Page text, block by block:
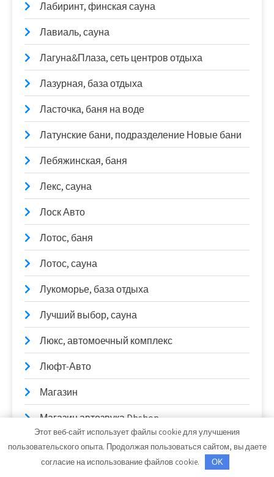
Лабиринт, финская сауна
Лавиаль, сауна
Лагуна&Плаза, сеть центров отдыха
Лазурная, база отдыха
Ласточка, баня на воде
Латунские бани, подразделение Новые бани
Лебяжинская, баня
Лекс, сауна
Лоск Авто
Лотос, баня
Лотос, сауна
Лукоморье, база отдыха
Лучший выбор, сауна
Люкс, автомоечный комплекс
Люфт-Авто
Магазин
Магазин автозвука Dbshop
Магазин Постоянных Распродаж
Этот веб-сайт использует файлы cookie для улучшения
пользовательского опыта. Продолжая пользоваться сайтом, вы даете
согласие на использование файлов cookie.
OK